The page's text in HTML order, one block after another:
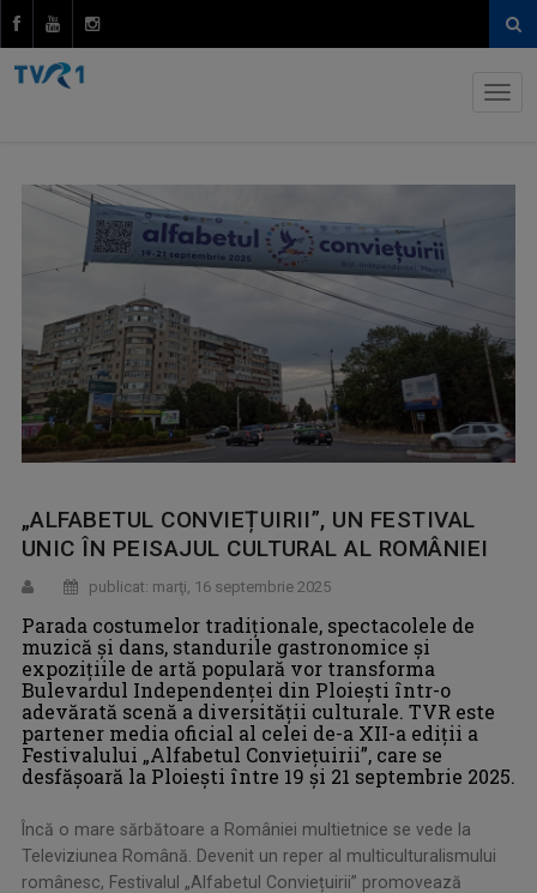
„ALFABETUL CONVIEȚUIRII”, UN FESTIVAL
UNIC ÎN PEISAJUL CULTURAL AL ROMÂNIEI
publicat: marţi, 16 septembrie 2025
Parada costumelor tradiționale, spectacolele de
muzică și dans, standurile gastronomice și
expozițiile de artă populară vor transforma
Bulevardul Independenței din Ploieşti într-o
adevărată scenă a diversității culturale. TVR este
partener media oficial al celei de-a XII-a ediții a
Festivalului „Alfabetul Conviețuirii”, care se
desfășoară la Ploiești între 19 și 21 septembrie 2025.
Încă o mare sărbătoare a României multietnice se vede la
Televiziunea Română. Devenit un reper al multiculturalismului
românesc, Festivalul „Alfabetul Conviețuirii” promovează